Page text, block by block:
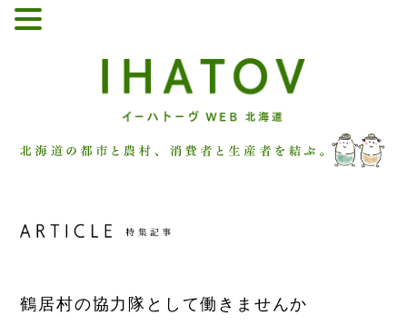
鶴居村の協力隊として働きませんか